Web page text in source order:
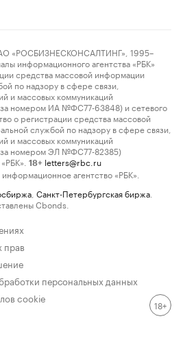
«РОСБИЗНЕСКОНСАЛТИНГ», 1995–
информационного агентства «РБК»
средства массовой информации
по надзору в сфере связи,
и массовых коммуникаций
номером ИА №ФС77-63848) и сетевого
о регистрации средства массовой
службой по надзору в сфере связи,
и массовых коммуникаций
за номером ЭЛ №ФС77-82385)
18+ letters@rbc.ru
агентство «РБК».
Санкт-Петербургская биржа
Cbonds.
прав
персональных данных
cookie
18+